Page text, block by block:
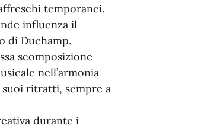
temporanei.
influenza il
di Duchamp.
scomposizione
nell’armonia
suoi ritratti, sempre a
durante i